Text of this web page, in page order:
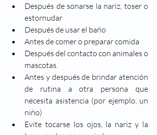
Después de sonarse la nariz, toser o
estornudar
Después de usar el baño
Antes de comer o preparar comida
Después del contacto con animales o
mascotas.
Antes y después de brindar atención
de rutina a otra persona que
necesita asistencia (por ejemplo, un
niño)
Evite tocarse los ojos, la nariz y la